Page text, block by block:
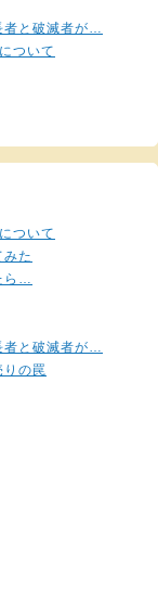
者と破滅者が…
ついて
ついて
た
ら…
者と破滅者が…
りの罠